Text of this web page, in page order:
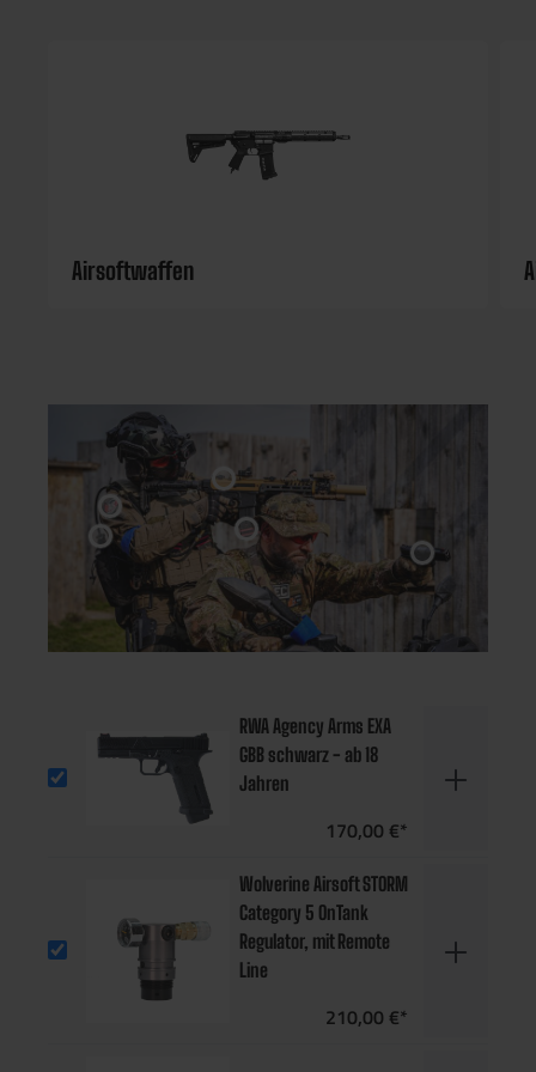
Airsoftwaffen
RWA Agency Arms EXA
GBB schwarz - ab 18
Jahren
170,00 €*
Wolverine Airsoft STORM
Category 5 OnTank
Regulator, mit Remote
Line
210,00 €*